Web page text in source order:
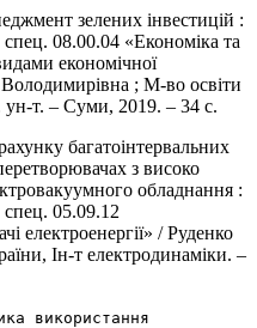
зелених інвестицій :
08.00.04 «Економіка та
економічної
Володимирівна ; М-во освіти
т. – Суми, 2019. – 34 с.
багатоінтервальних
з високо
обладнання :
05.09.12
електроенергії» / Руденко
Ін-т електродинаміки. –
використання